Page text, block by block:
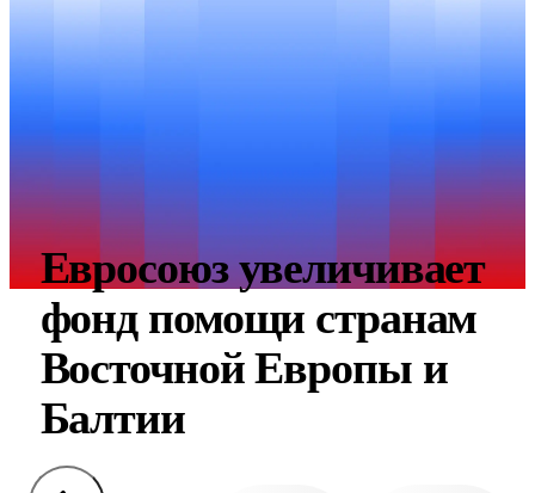
Евросоюз увеличивает
фонд помощи странам
Восточной Европы и
Балтии